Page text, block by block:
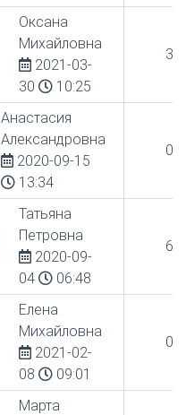
Оксана
Михайловна
2021-03-
30
10:25
3
Анастасия
Александровна
2020-09-15
13:34
0
Татьяна
Петровна
2020-09-
04
06:48
6
Елена
Михайловна
2021-02-
08
09:01
0
Марта